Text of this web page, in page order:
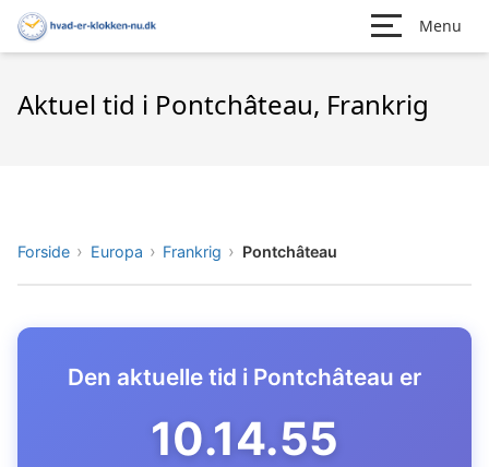
Menu
Aktuel tid i Pontchâteau, Frankrig
Forside Europa Frankrig Pontchâteau
Den aktuelle tid i Pontchâteau er
10.14.56